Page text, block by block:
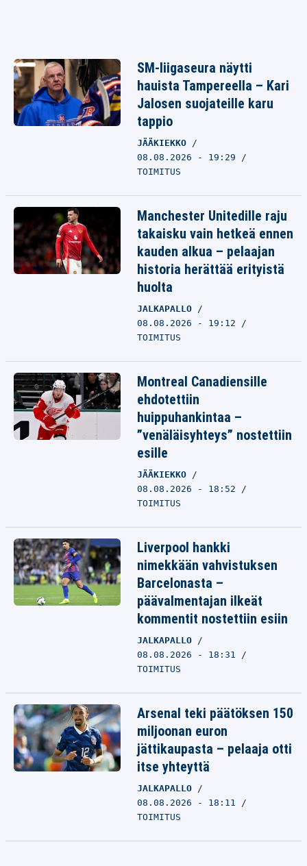
SM-liigaseura näytti
hauista Tampereella – Kari
Jalosen suojateille karu
tappio
JÄÄKIEKKO
08.08.2026 - 19:29
TOIMITUS
Manchester Unitedille raju
takaisku vain hetkeä ennen
kauden alkua – pelaajan
historia herättää erityistä
huolta
JALKAPALLO
08.08.2026 - 19:12
TOIMITUS
Montreal Canadiensille
ehdotettiin
huippuhankintaa –
”venäläisyhteys” nostettiin
esille
JÄÄKIEKKO
08.08.2026 - 18:52
TOIMITUS
Liverpool hankki
nimekkään vahvistuksen
Barcelonasta –
päävalmentajan ilkeät
kommentit nostettiin esiin
JALKAPALLO
08.08.2026 - 18:31
TOIMITUS
Arsenal teki päätöksen 150
miljoonan euron
jättikaupasta – pelaaja otti
itse yhteyttä
JALKAPALLO
08.08.2026 - 18:11
TOIMITUS